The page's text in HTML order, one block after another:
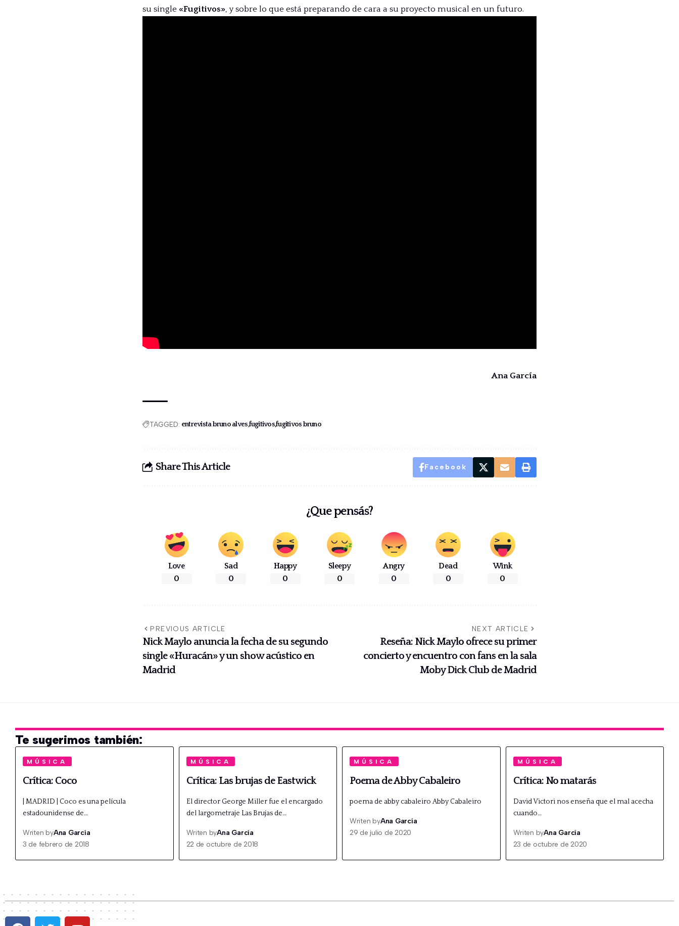
su single «Fugitivos», y sobre lo que está preparando de cara a su proyecto musical en un futuro.
Ana García
TAGGED: entrevista bruno alvesfugitivosfugitivos bruno
Share This Article Facebook
¿Que pensás?
Love
0
Sad
0
Happy
0
Sleepy
0
Angry
0
Dead
0
Wink
0
PREVIOUS ARTICLE
Nick Maylo anuncia la fecha de su segundo
single «Huracán» y un show acústico en
Madrid
NEXT ARTICLE
Reseña: Nick Maylo ofrece su primer
concierto y encuentro con fans en la sala
Moby Dick Club de Madrid
Te sugerimos también:
MÚSICA
Crítica: Coco
| MADRID | Coco es una película
estadounidense de…
Writen byAna García
3 de febrero de 2018
MÚSICA
Crítica: Las brujas de Eastwick
El director George Miller fue el encargado
del largometraje Las Brujas de…
Writen byAna García
22 de octubre de 2018
MÚSICA
Poema de Abby Cabaleiro
poema de abby cabaleiro Abby Cabaleiro
Writen byAna García
29 de julio de 2020
MÚSICA
Crítica: No matarás
David Victori nos enseña que el mal acecha
cuando…
Writen byAna García
23 de octubre de 2020